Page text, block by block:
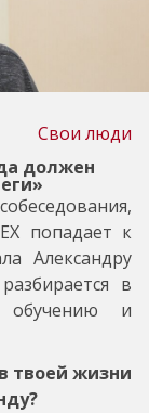
Свои люди
должен
попадает к
Александру
в
обучению и
твоей жизни